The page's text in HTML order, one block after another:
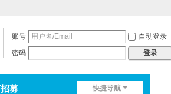
账号 自动登录
密码
登录
快捷导航
募